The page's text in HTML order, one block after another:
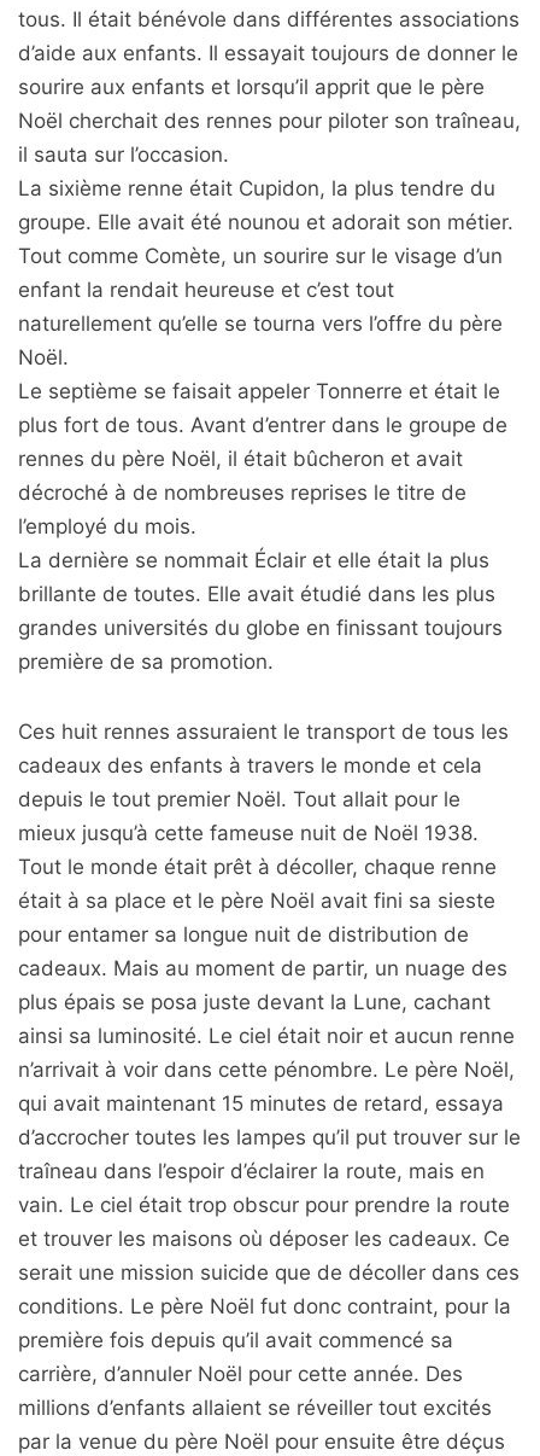
tous. Il était bénévole dans différentes associations
d’aide aux enfants. Il essayait toujours de donner le
sourire aux enfants et lorsqu’il apprit que le père
Noël cherchait des rennes pour piloter son traîneau,
il sauta sur l’occasion.
La sixième renne était Cupidon, la plus tendre du
groupe. Elle avait été nounou et adorait son métier.
Tout comme Comète, un sourire sur le visage d’un
enfant la rendait heureuse et c’est tout
naturellement qu’elle se tourna vers l’offre du père
Noël.
Le septième se faisait appeler Tonnerre et était le
plus fort de tous. Avant d’entrer dans le groupe de
rennes du père Noël, il était bûcheron et avait
décroché à de nombreuses reprises le titre de
l’employé du mois.
La dernière se nommait Éclair et elle était la plus
brillante de toutes. Elle avait étudié dans les plus
grandes universités du globe en finissant toujours
première de sa promotion.
Ces huit rennes assuraient le transport de tous les
cadeaux des enfants à travers le monde et cela
depuis le tout premier Noël. Tout allait pour le
mieux jusqu’à cette fameuse nuit de Noël 1938.
Tout le monde était prêt à décoller, chaque renne
était à sa place et le père Noël avait fini sa sieste
pour entamer sa longue nuit de distribution de
cadeaux. Mais au moment de partir, un nuage des
plus épais se posa juste devant la Lune, cachant
ainsi sa luminosité. Le ciel était noir et aucun renne
n’arrivait à voir dans cette pénombre. Le père Noël,
qui avait maintenant 15 minutes de retard, essaya
d’accrocher toutes les lampes qu’il put trouver sur le
traîneau dans l’espoir d’éclairer la route, mais en
vain. Le ciel était trop obscur pour prendre la route
et trouver les maisons où déposer les cadeaux. Ce
serait une mission suicide que de décoller dans ces
conditions. Le père Noël fut donc contraint, pour la
première fois depuis qu’il avait commencé sa
carrière, d’annuler Noël pour cette année. Des
millions d’enfants allaient se réveiller tout excités
par la venue du père Noël pour ensuite être déçus